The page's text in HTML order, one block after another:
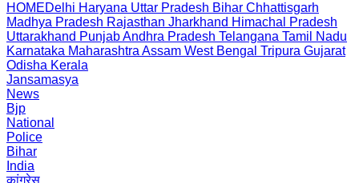
HOMEDelhi Haryana Uttar Pradesh Bihar Chhattisgarh
Madhya Pradesh Rajasthan Jharkhand Himachal Pradesh
Uttarakhand PunjabAndhra Pradesh Telangana Tamil Nadu
Karnataka Maharashtra Assam West Bengal Tripura Gujarat
Odisha Kerala
Jansamasya
News
Bjp
National
Police
Bihar
India
कांग्रेस